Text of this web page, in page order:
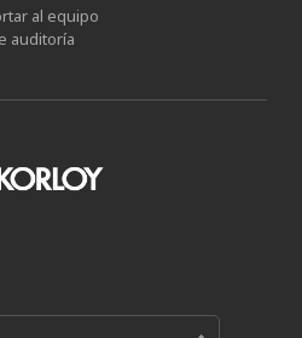
al equipo
auditoría